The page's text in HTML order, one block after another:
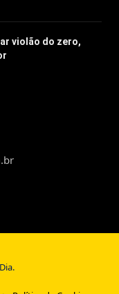
violão do zero,